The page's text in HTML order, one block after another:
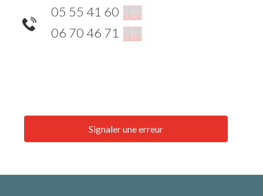
05 55 41 60 ▒▒
06 70 46 71 ▒▒
Signaler une erreur